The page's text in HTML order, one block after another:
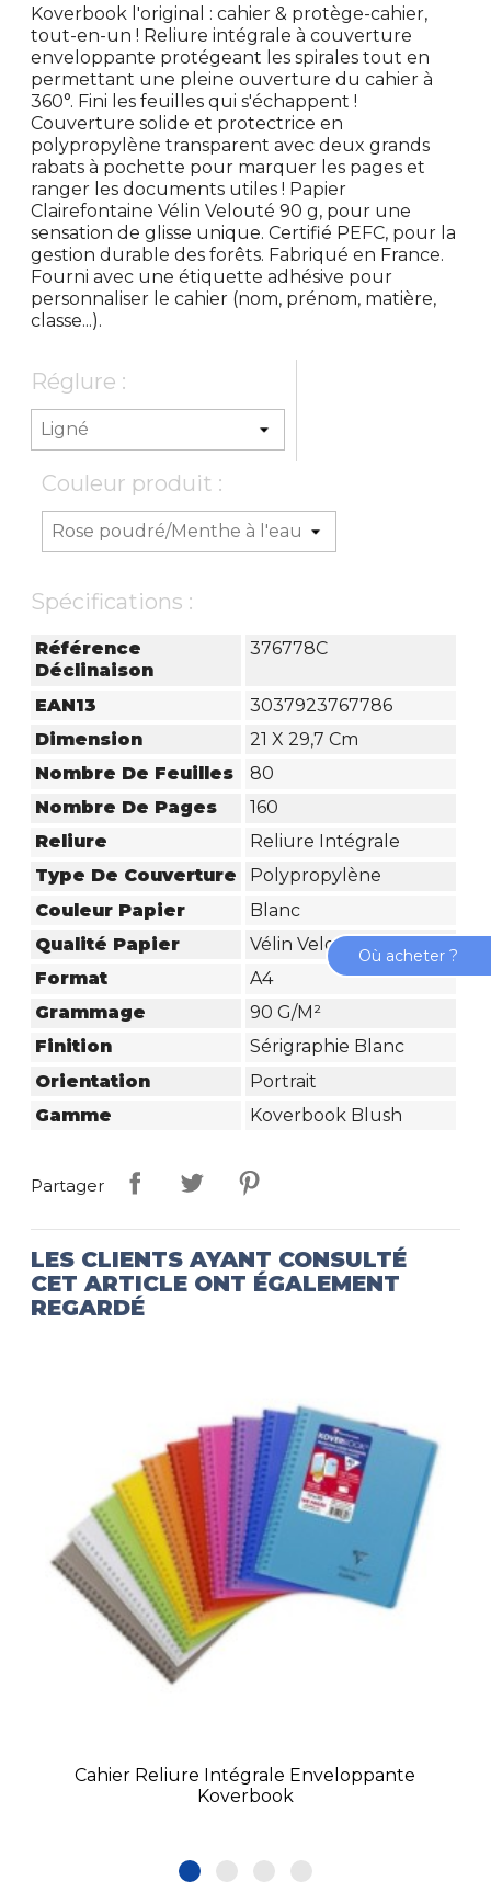
Koverbook l'original : cahier & protège-cahier,
tout-en-un ! Reliure intégrale à couverture
enveloppante protégeant les spirales tout en
permettant une pleine ouverture du cahier à
360°. Fini les feuilles qui s'échappent !
Couverture solide et protectrice en
polypropylène transparent avec deux grands
rabats à pochette pour marquer les pages et
ranger les documents utiles ! Papier
Clairefontaine Vélin Velouté 90 g, pour une
sensation de glisse unique. Certifié PEFC, pour la
gestion durable des forêts. Fabriqué en France.
Fourni avec une étiquette adhésive pour
personnaliser le cahier (nom, prénom, matière,
classe...).
Réglure :
Couleur produit :
Spécifications :
Référence
Déclinaison
376778C
EAN13
3037923767786
Dimension
21 X 29,7 Cm
Nombre De Feuilles
80
Nombre De Pages
160
Reliure
Reliure Intégrale
Type De Couverture
Polypropylène
Couleur Papier
Blanc
Qualité Papier
Vélin Velouté
Format
A4
Grammage
90 G/m²
Finition
Sérigraphie Blanc
Orientation
Portrait
Gamme
Koverbook Blush
Partager
LES CLIENTS AYANT CONSULTÉ
CET ARTICLE ONT ÉGALEMENT
REGARDÉ
Cahier Reliure Intégrale Enveloppante
Koverbook
Où acheter ?